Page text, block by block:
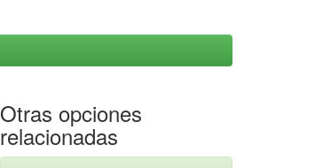
Otras opciones
relacionadas